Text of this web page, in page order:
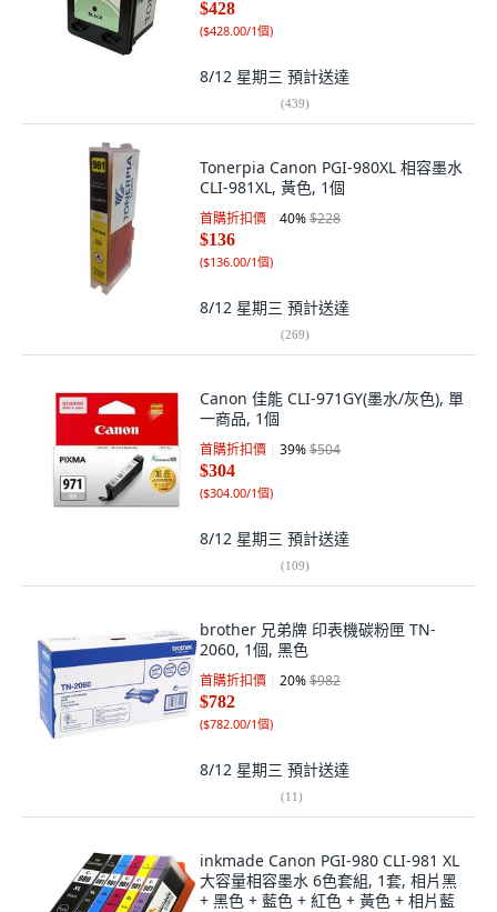
$428
($428.00/1個)
8/12 星期三 預計送達
(439)
Tonerpia Canon PGI-980XL 相容墨水
CLI-981XL, 黃色, 1個
首購折扣價 40%$228
$136
($136.00/1個)
8/12 星期三 預計送達
(269)
Canon 佳能 CLI-971GY(墨水/灰色), 單
一商品, 1個
首購折扣價 39%$504
$304
($304.00/1個)
8/12 星期三 預計送達
(109)
brother 兄弟牌 印表機碳粉匣 TN-
2060, 1個, 黑色
首購折扣價 20%$982
$782
($782.00/1個)
8/12 星期三 預計送達
(11)
inkmade Canon PGI-980 CLI-981 XL
大容量相容墨水 6色套組, 1套, 相片黑
+ 黑色 + 藍色 + 紅色 + 黃色 + 相片藍